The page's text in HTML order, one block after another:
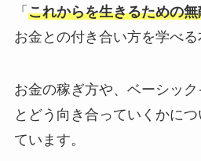
「 これからを生きるための
お金との付き合い方を学べる
お金の稼ぎ方や、ベーシッ
とどう向き合っていくかに
ています。